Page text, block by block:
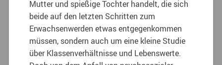
Mutter und spießige Tochter handelt, die sich
beide auf den letzten Schritten zum
Erwachsenwerden etwas entgegenkommen
müssen, sondern auch um eine kleine Studie
über Klassenverhältnisse und Lebenswerte.